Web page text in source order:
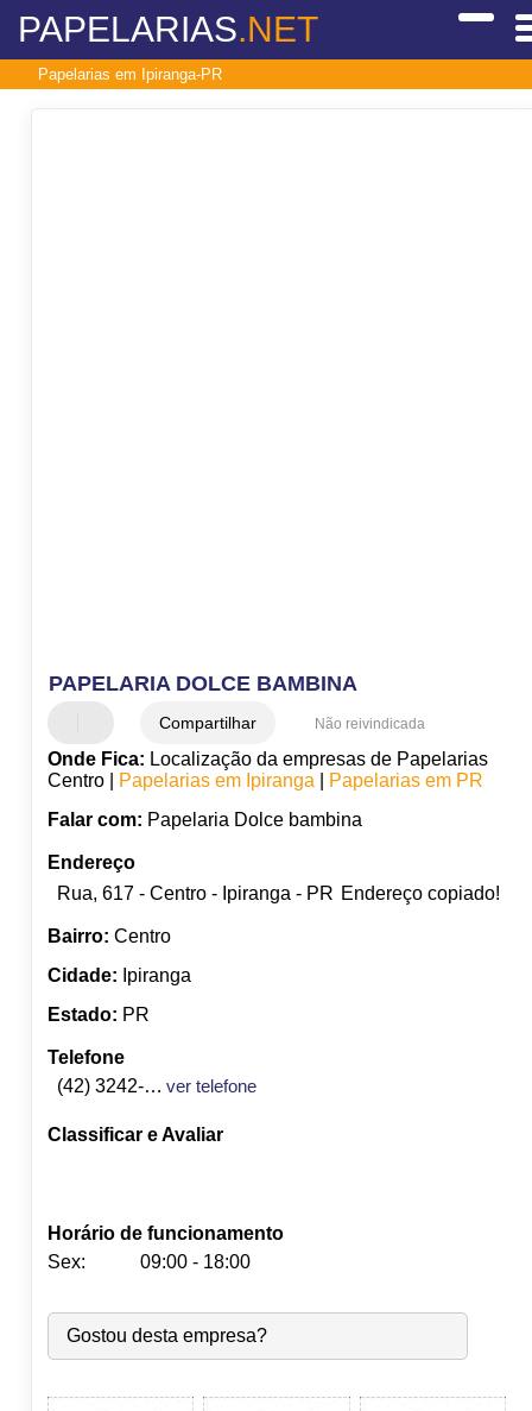
PAPELARIAS.NET
Papelarias em Ipiranga-PR
PAPELARIA DOLCE BAMBINA
Compartilhar Não reivindicada
Onde Fica: Localização da empresas de Papelarias
Centro |
Papelarias em Ipiranga|
Papelarias em PR
Falar com: Papelaria Dolce bambina
Endereço
Rua, 617 - Centro - Ipiranga - PR Endereço copiado!
Bairro: Centro
Cidade: Ipiranga
Estado: PR
Telefone
(42) 3242-1557
ver telefone
Classificar e Avaliar
Horário de funcionamento
Sex:
09:00 - 18:00
Seg: 09:00-18:00
Ter:
09:00-18:00
Qua:
09:00-18:00
Qui:
09:00- 18:00
Gostou desta empresa?